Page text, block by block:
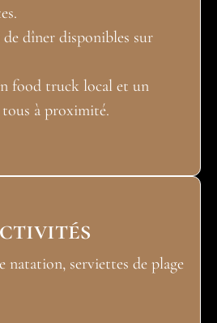
de dîner disponibles sur
food truck local et un
à proximité.
natation, serviettes de plage